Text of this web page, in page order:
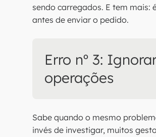
sendo carregados. E tem mais:
antes de enviar o pedido.
Erro nº 3:
operações
Sabe quando o mesmo
invés de investigar, muitos